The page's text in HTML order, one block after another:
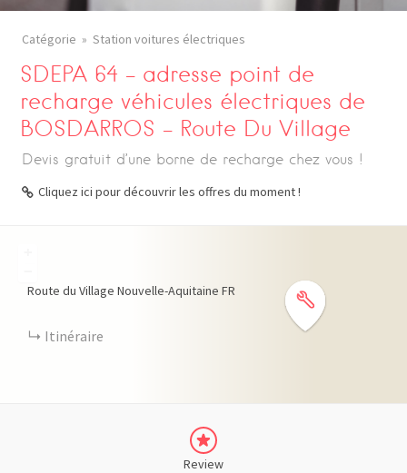
Catégorie Station voitures électriques
SDEPA 64 – adresse point de
recharge véhicules électriques de
BOSDARROS – Route Du Village
Devis gratuit d’une borne de recharge chez vous !
Cliquez ici pour découvrir les offres du moment !
Route du Village Nouvelle-Aquitaine FR
Itinéraire
Review